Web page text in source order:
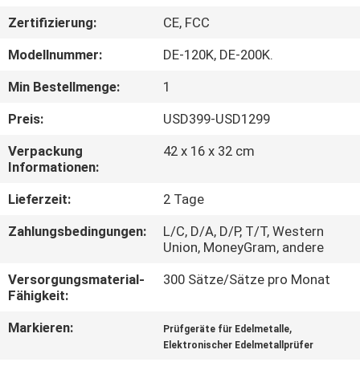
FABRIK-
AUSFLUG
QUALITÄTSKONTROLLE
TRETEN
SIE
MIT
IN
VERBINDUNG
Zertifizierung:
CE, FCC
Modellnummer:
DE-120K, DE-200K.
Min Bestellmenge:
1
Preis:
USD399-USD1299
Verpackung
Informationen:
42 x 16 x 32 cm
Lieferzeit:
2 Tage
Zahlungsbedingungen:
L/C, D/A, D/P, T/T, Western
Union, MoneyGram, andere
Versorgungsmaterial-
Fähigkeit:
300 Sätze/Sätze pro Monat
Markieren: Prüfgeräte für Edelmetalle,
Elektronischer Edelmetallprüfer